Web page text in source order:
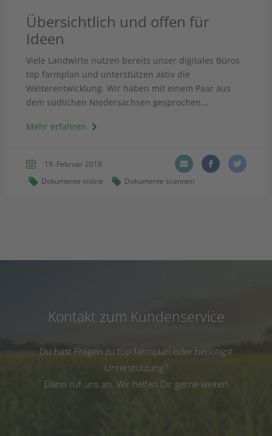
Übersichtlich und offen für
Ideen
Viele Landwirte nutzen bereits unser digitales Büros
top farmplan und unterstützen aktiv die
Weiterentwicklung. Wir haben mit einem Paar aus
dem südlichen Niedersachsen gesprochen...
Mehr erfahren
19. Februar 2018
Dokumente online
Dokumente scannen
Kontakt zum Kundenservice
Du hast Fragen zu top farmplan oder benötigst
Unterstützung?
Dann ruf uns an. Wir helfen Dir gerne weiter!